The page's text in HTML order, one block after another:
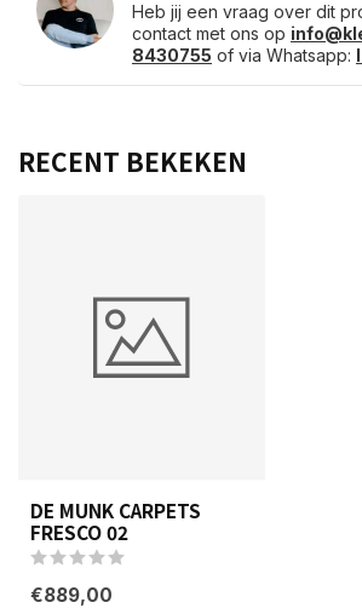
Heb jij een vraag over dit
contact met ons op
8430755 of via Whatsapp:
RECENT BEKEKEN
DE MUNK CARPETS
FRESCO 02
€889,00